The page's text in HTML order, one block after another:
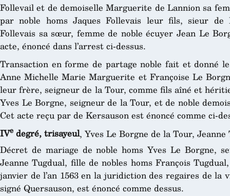
Follevail et de demoiselle Marguerite de Lannion sa
par noble homs Jaques Follevais leur fils, sieur de
Follevais sa sœur, femme de noble écuyer Jean Le
acte, énoncé dans l’arrest ci-dessus.
Transaction en forme de partage noble fait et donné
Anne Michelle Marie Marguerite et Françoise Le
leur frère, seigneur de la Tour, comme fils aîné et
Yves Le Borgne, seigneur de la Tour, et de noble
Cet acte reçu par de Kersauson est énoncé comme ci-
IVe degré, trisayeul, Yves Le Borgne de la Tour, Jeanne
Décret de mariage de noble homs Yves Le Borgne,
Jeanne Tugdual, fille de nobles homs François
janvier de l’an 1563 en la juridiction des regaires de la
signé Quersauson, est énoncé comme dessus.